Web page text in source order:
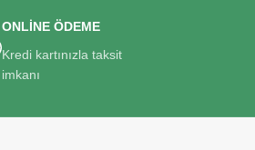
ONLİNE ÖDEME
Kredi kartınızla taksit
imkanı